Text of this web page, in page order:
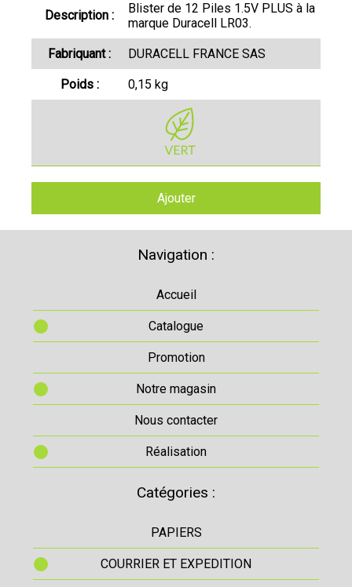
Description :
Blister de 12 Piles 1.5V PLUS à la
marque Duracell LR03.
Fabriquant : DURACELL FRANCE SAS
Poids : 0,15 kg
Ajouter
Navigation :
Accueil
Catalogue
Promotion
Notre magasin
Nous contacter
Réalisation
Catégories :
PAPIERS
COURRIER ET EXPEDITION